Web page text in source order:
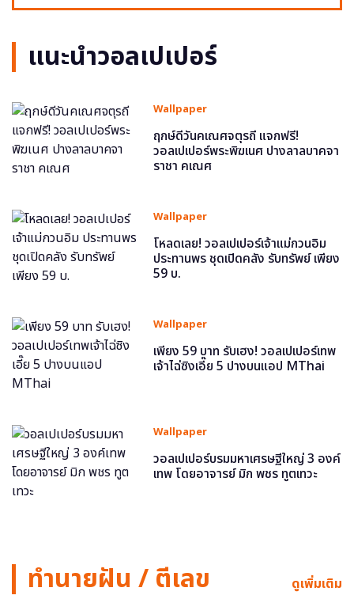
แนะนำวอลเปเปอร์
Wallpaper
ฤกษ์ดีวันคเณศจตุรถี แจกฟรี!
วอลเปเปอร์พระพิฆเนศ ปางลาลบาคจา
ราชา คเณศ
Wallpaper
โหลดเลย! วอลเปเปอร์เจ้าแม่กวนอิม
ประทานพร ชุดเปิดคลัง รับทรัพย์ เพียง
59 บ.
Wallpaper
เพียง 59 บาท รับเฮง! วอลเปเปอร์เทพ
เจ้าไฉ่ซิงเอี๊ย 5 ปางบนแอป MThai
Wallpaper
วอลเปเปอร์บรมมหาเศรษฐีใหญ่ 3 องค์
เทพ โดยอาจารย์ มิก พชร ทูตเทวะ
ทำนายฝัน / ตีเลข ดูเพิ่มเติม